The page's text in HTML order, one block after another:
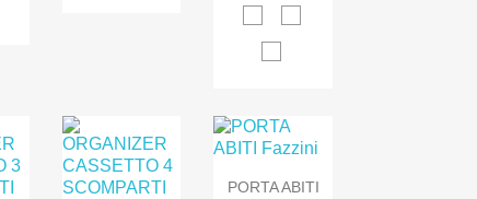
PORTA ABITI